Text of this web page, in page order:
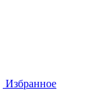
Избранное